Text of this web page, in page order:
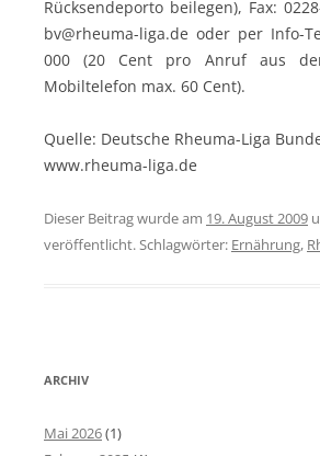
Rücksendeporto beilegen), Fax:
bv@rheuma-liga.de oder per Info-
000 (20 Cent pro Anruf aus
Mobiltelefon max. 60 Cent).
Quelle: Deutsche Rheuma-Liga
www.rheuma-liga.de
Dieser Beitrag wurde am 19. August 2009
veröffentlicht. Schlagwörter: Ernährung,
ARCHIV
Mai 2026(1)